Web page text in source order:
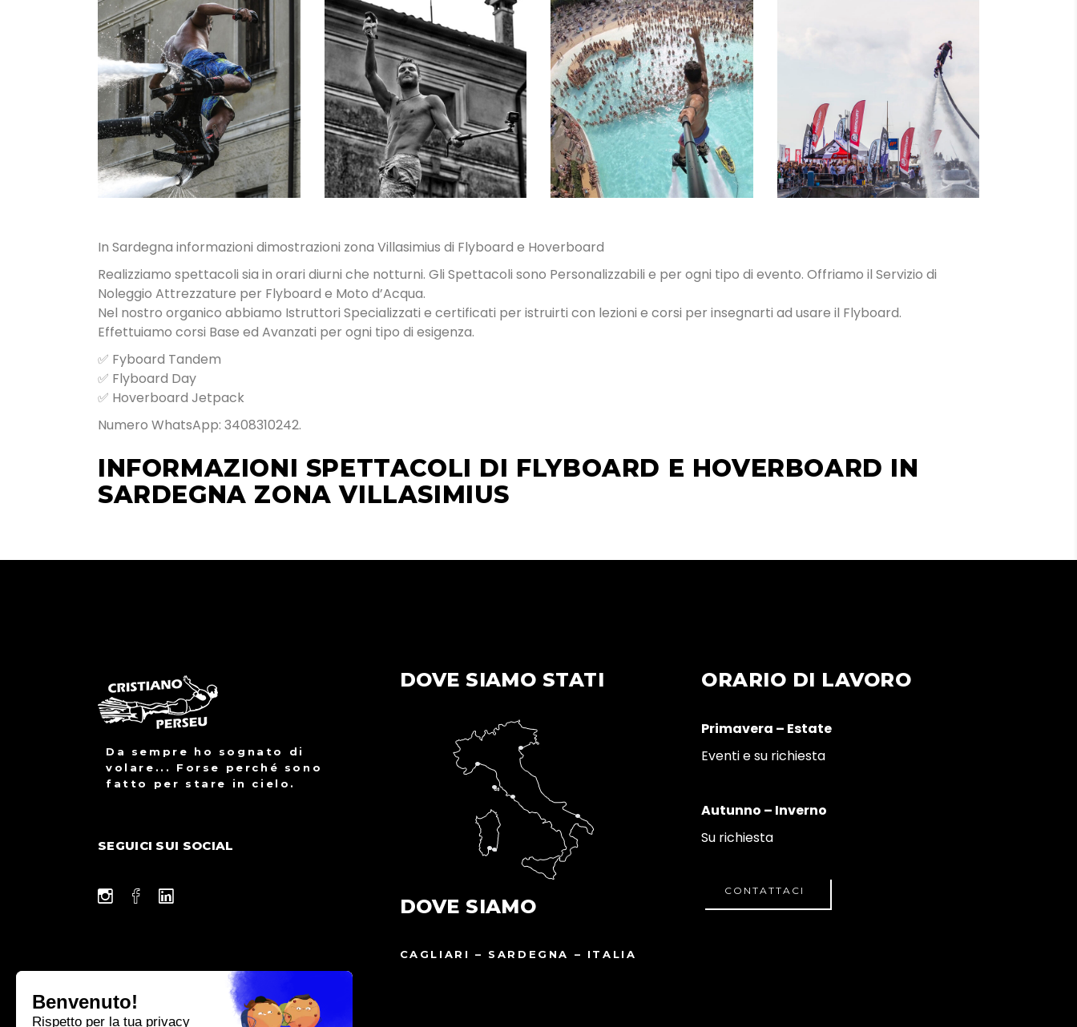
NOLEGGIO
ATTREZZATUR
E
SPETTACOLI
DIURNI E
NOTTURNI
SPETTACOLI IN
PISCINA
LEZIONI
In Sardegna informazioni dimostrazioni zona Villasimius di Flyboard e Hoverboard
Realizziamo spettacoli sia in orari diurni che notturni. Gli Spettacoli sono Personalizzabili e per ogni tipo di evento. Offriamo il Servizio di
Noleggio Attrezzature per Flyboard e Moto d’Acqua.
Nel nostro organico abbiamo Istruttori Specializzati e certificati per istruirti con lezioni e corsi per insegnarti ad usare il Flyboard.
Effettuiamo corsi Base ed Avanzati per ogni tipo di esigenza.
✅ Fyboard Tandem
✅ Flyboard Day
✅ Hoverboard Jetpack
Numero WhatsApp: 3408310242.
INFORMAZIONI SPETTACOLI DI FLYBOARD E HOVERBOARD IN
SARDEGNA ZONA VILLASIMIUS
Da sempre ho sognato di
volare... Forse perché sono
fatto per stare in cielo.
SEGUICI SUI SOCIAL
DOVE SIAMO STATI
DOVE SIAMO
CAGLIARI – SARDEGNA – ITALIA
ORARIO DI LAVORO
Primavera – Estate
Eventi e su richiesta
Autunno – Inverno
Su richiesta
CONTATTACI